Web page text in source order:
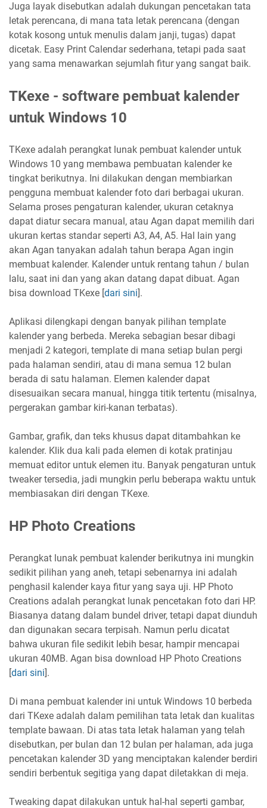
Juga layak disebutkan adalah dukungan pencetakan tata
letak perencana, di mana tata letak perencana (dengan
kotak kosong untuk menulis dalam janji, tugas) dapat
dicetak. Easy Print Calendar sederhana, tetapi pada saat
yang sama menawarkan sejumlah fitur yang sangat baik.
TKexe - software pembuat kalender
untuk Windows 10
TKexe adalah perangkat lunak pembuat kalender untuk
Windows 10 yang membawa pembuatan kalender ke
tingkat berikutnya. Ini dilakukan dengan membiarkan
pengguna membuat kalender foto dari berbagai ukuran.
Selama proses pengaturan kalender, ukuran cetaknya
dapat diatur secara manual, atau Agan dapat memilih dari
ukuran kertas standar seperti A3, A4, A5. Hal lain yang
akan Agan tanyakan adalah tahun berapa Agan ingin
membuat kalender. Kalender untuk rentang tahun / bulan
lalu, saat ini dan yang akan datang dapat dibuat. Agan
bisa download TKexe [dari sini].
Aplikasi dilengkapi dengan banyak pilihan template
kalender yang berbeda. Mereka sebagian besar dibagi
menjadi 2 kategori, template di mana setiap bulan pergi
pada halaman sendiri, atau di mana semua 12 bulan
berada di satu halaman. Elemen kalender dapat
disesuaikan secara manual, hingga titik tertentu (misalnya,
pergerakan gambar kiri-kanan terbatas).
Gambar, grafik, dan teks khusus dapat ditambahkan ke
kalender. Klik dua kali pada elemen di kotak pratinjau
memuat editor untuk elemen itu. Banyak pengaturan untuk
tweaker tersedia, jadi mungkin perlu beberapa waktu untuk
membiasakan diri dengan TKexe.
HP Photo Creations
Perangkat lunak pembuat kalender berikutnya ini mungkin
sedikit pilihan yang aneh, tetapi sebenarnya ini adalah
penghasil kalender kaya fitur yang saya uji. HP Photo
Creations adalah perangkat lunak pencetakan foto dari HP.
Biasanya datang dalam bundel driver, tetapi dapat diunduh
dan digunakan secara terpisah. Namun perlu dicatat
bahwa ukuran file sedikit lebih besar, hampir mencapai
ukuran 40MB. Agan bisa download HP Photo Creations
[dari sini].
Di mana pembuat kalender ini untuk Windows 10 berbeda
dari TKexe adalah dalam pemilihan tata letak dan kualitas
template bawaan. Di atas tata letak halaman yang telah
disebutkan, per bulan dan 12 bulan per halaman, ada juga
pencetakan kalender 3D yang menciptakan kalender berdiri
sendiri berbentuk segitiga yang dapat diletakkan di meja.
Tweaking dapat dilakukan untuk hal-hal seperti gambar,